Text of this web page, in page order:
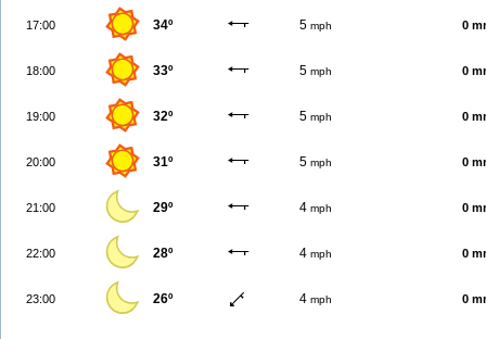
17:00 34º 5 mph 0
18:00 33º 5 mph 0
19:00 32º 5 mph 0
20:00 31º 5 mph 0
21:00 29º 4 mph 0
22:00 28º 4 mph 0
23:00 26º 4 mph 0